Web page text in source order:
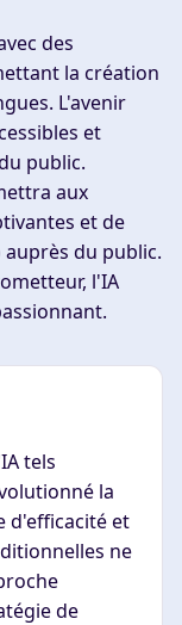
des
la création
L'avenir
et
public.
aux
et de
du public.
l'IA
tels
la
d'efficacité et
ne
de